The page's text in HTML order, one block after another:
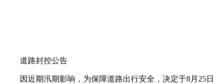
道路封控公告
因近期汛期影响，为保障道路出行安全，决定于8月25日